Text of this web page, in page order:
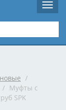
/
/ Муфты с
SPK